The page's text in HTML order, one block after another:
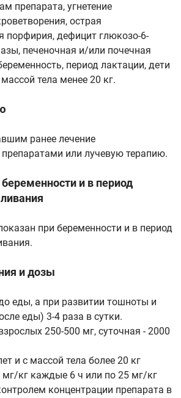
препарата, угнетение
острая
порфирия, дефицит глюкозо-6-
печеночная и/или почечная
период лактации, дети
тела менее 20 кг.
ранее лечение
или лучевую терапию.
и в период
при беременности и в период
и дозы
еды, а при развитии тошноты и
еды) 3-4 раза в сутки.
250-500 мг, суточная - 2000
и с массой тела более 20 кг
кг каждые 6 ч или по 25 мг/кг
концентрации препарата в